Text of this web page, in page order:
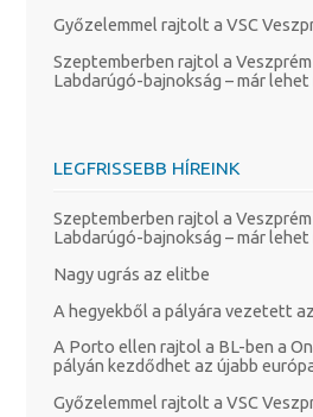
Győzelemmel rajtolt a VSC
Szeptemberben rajtol a
Labdarúgó-bajnokság – már lehet
LEGFRISSEBB HÍREINK
Szeptemberben rajtol a
Labdarúgó-bajnokság – már lehet
Nagy ugrás az elitbe
A hegyekből a pályára vezetett
A Porto ellen rajtol a BL-ben a
pályán kezdődhet az újabb
Győzelemmel rajtolt a VSC